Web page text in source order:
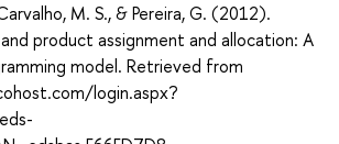
M. S., & Pereira, G. (2012).
product assignment and allocation: A
model. Retrieved from
login.aspx?